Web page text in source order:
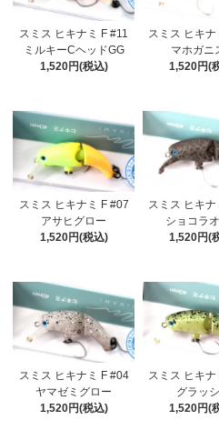
スミス ヒキナミ F #11
ミルキーCヘッドGG
1,520円(税込)
スミス ヒキナ
マホガニ
1,520円(
スミス ヒキナミ F #07
アサヒグロー
1,520円(税込)
スミス ヒキナ
ショコラ
1,520円(
スミス ヒキナミ F #04
ヤマゼミグロー
1,520円(税込)
スミス ヒキナ
グラッ
1,520円(